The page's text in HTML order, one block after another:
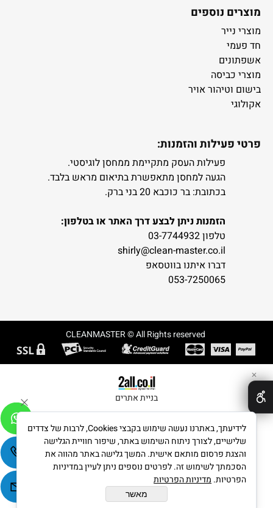
מוצרים נוספים
מוצרי נייר
חד פעמי
אשפתונים
מוצרי כביסה
בישום וטיהור אויר
אקולוגי
פרטי פעילות והזמנות:
פעילות העסק מתקיימת ממחסן לוגיסטי.
הגעה למחסן מתאפשרת בתיאום מראש בלבד.
בכתובת: בר כוכבא 20 בני ברק.
הזמנות ניתן לבצע דרך האתר או בטלפון:
טלפון 03-7744932
shirly@clean-master.co.il
דברו איתנו בווטסאפ
053-7250065
בניית אתרים
✕
לידיעתך, באתרנו נעשה שימוש בקבצי Cookies, לרבות של צדדים
שלישיים, לצורך ניתוח השימוש באתר, שיפור חוויית הגלישה
והצגת פרסום מותאם אישית. המשך גלישה באתר מהווה את
הסכמתך לשימוש זה. לפרטים נוספים ניתן לעיין במדיניות
הפרטיות. מדיניות הפרטיות
מאשר